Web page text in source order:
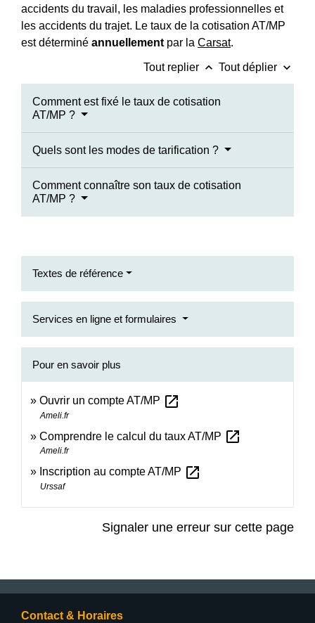
accidents du travail, les maladies professionnelles et
les accidents du trajet. Le taux de la cotisation AT/MP
est déterminé annuellement par la Carsat.
Tout replier keyboard_arrow_up Tout déplier keyboard_arrow_down
Comment est fixé le taux de cotisation
AT/MP ?
Quels sont les modes de tarification ?
Comment connaître son taux de cotisation
AT/MP ?
Textes de référence
Services en ligne et formulaires
Pour en savoir plus
Ouvrir un compte AT/MP open_in_new
Ameli.fr
Comprendre le calcul du taux AT/MP open_in_new
Ameli.fr
Inscription au compte AT/MP open_in_new
Urssaf
Signaler une erreur sur cette page
Contact & Horaires